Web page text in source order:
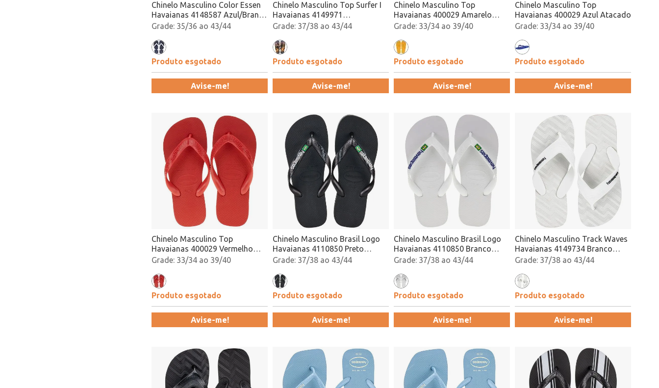
Chinelo Masculino Color Essen
Havaianas 4148587 Azul/Branco
Atacado35/36 ao 43/44
Produto esgotado
Avise-me!
Chinelo Masculino Top Surfer I
Havaianas 4149971
Preto/Laranja Atacado
37/38 ao 43/44
Produto esgotado
Avise-me!
Chinelo Masculino Top
Havaianas 400029 Amarelo
Atacado33/34 ao 39/40
Produto esgotado
Avise-me!
Chinelo Masculino Top
Havaianas 400029 Azul Atacado
33/34 ao 39/40
Produto esgotado
Avise-me!
Chinelo Masculino Top
Havaianas 400029 Vermelho
Atacado33/34 ao 39/40
Produto esgotado
Avise-me!
Chinelo Masculino Brasil Logo
Havaianas 4110850 Preto
Atacado37/38 ao 43/44
Produto esgotado
Avise-me!
Chinelo Masculino Brasil Logo
Havaianas 4110850 Branco
Atacado37/38 ao 43/44
Produto esgotado
Avise-me!
Chinelo Masculino Track Waves
Havaianas 4149734 Branco
Atacado37/38 ao 43/44
Produto esgotado
Avise-me!